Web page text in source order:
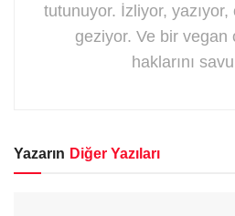
tutunuyor. İzliyor, yazıyor,
geziyor. Ve bir vegan
haklarını
Yazarın Diğer Yazıları